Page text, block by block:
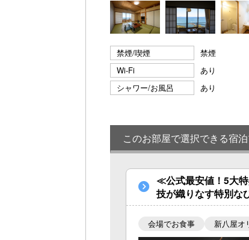
禁煙/喫煙 禁煙
Wi-Fi
あり
シャワー/お風呂
あり
このお部屋で選択できる宿
≪公式最安値！5大
技が織りなす特別な
会場でお食事 新八屋オ